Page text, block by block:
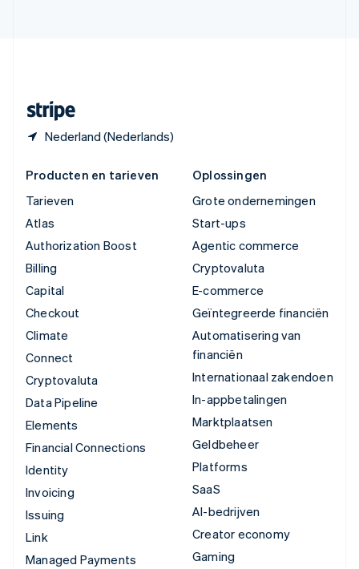
Nederland (Nederlands)
Producten en tarieven
Tarieven
Atlas
Authorization Boost
Billing
Capital
Checkout
Climate
Connect
Cryptovaluta
Data Pipeline
Elements
Financial Connections
Identity
Invoicing
Issuing
Link
Managed Payments
Oplossingen
Grote ondernemingen
Start-ups
Agentic commerce
Cryptovaluta
E-commerce
Geïntegreerde financiën
Automatisering van
financiën
Internationaal zakendoen
In-appbetalingen
Marktplaatsen
Geldbeheer
Platforms
SaaS
AI-bedrijven
Creator economy
Gaming